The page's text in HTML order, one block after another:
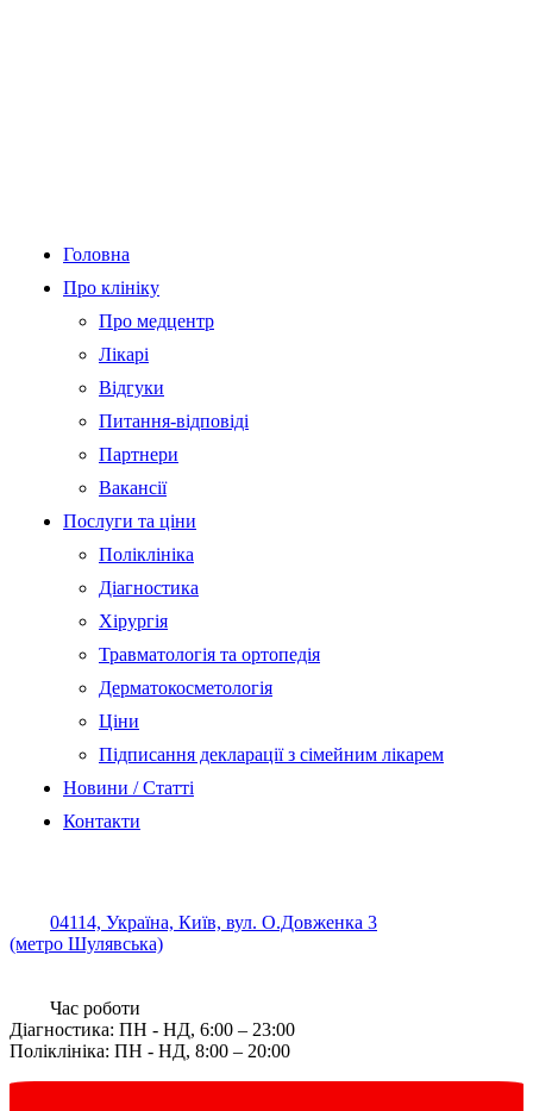
Головна
Про клініку
Про медцентр
Лікарі
Відгуки
Питання-відповіді
Партнери
Вакансії
Послуги та ціни
Поліклініка
Діагностика
Хірургія
Травматологія та ортопедія
Дерматокосметологія
Ціни
Підписання декларації з сімейним лікарем
Новини / Статті
Контакти
04114, Україна, Київ, вул. О.Довженка 3
(метро Шулявська)
Час роботи
Діагностика: ПН - НД, 6:00 – 23:00
Поліклініка: ПН - НД, 8:00 – 20:00